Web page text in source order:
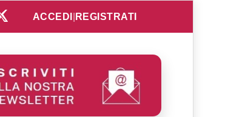
ACCEDI REGISTRATI